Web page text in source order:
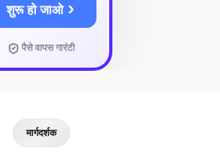
शुरू हो जाओ
पैसे वापस गारंटी
मार्गदर्शक